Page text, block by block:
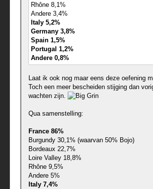
Rhône 8,1%
Andere 3,4%
Italy 5,2%
Germany 3,8%
Spain 1,5%
Portugal 1,2%
Andere 0,8%
Laat ik ook nog maar eens deze oefening
Toch een meer bescheiden stijging dan
wachten zijn.
Qua samenstelling:
France 86%
Burgundy 30,1% (waarvan 50% Bojo)
Bordeaux 22,7%
Loire Valley 18,8%
Rhône 9,5%
Andere 5%
Italy 7,4%